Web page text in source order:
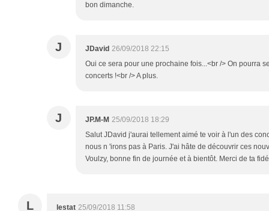
bon dimanche.
J JDavid 26/09/2018 22:15
Oui ce sera pour une prochaine fois...<br /> On pourra
concerts !<br /> A plus.
J JP.M-M 25/09/2018 18:29
Salut JDavid j'aurai tellement aimé te voir à l'un des
nous n 'irons pas à Paris. J'ai hâte de découvrir ces
Voulzy, bonne fin de journée et à bientôt. Merci de ta
L lestat 25/09/2018 11:58